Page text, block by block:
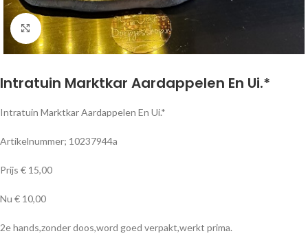
Klik om te vergroten
Intratuin Marktkar Aardappelen En Ui.*
Intratuin Marktkar Aardappelen En Ui.*
Artikelnummer; 10237944a
Prijs € 15,00
Nu € 10,00
2e hands,zonder doos,word goed verpakt,werkt prima.